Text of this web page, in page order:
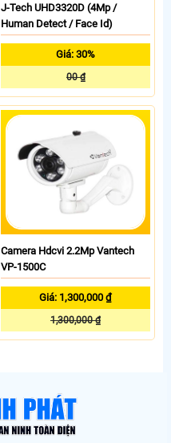
J-Tech UHD3320D (4Mp /
Human Detect / Face Id)
Giá: 30%
00 ₫
Camera Hdcvi 2.2Mp Vantech
VP-1500C
Giá: 1,300,000 ₫
1,300,000 ₫